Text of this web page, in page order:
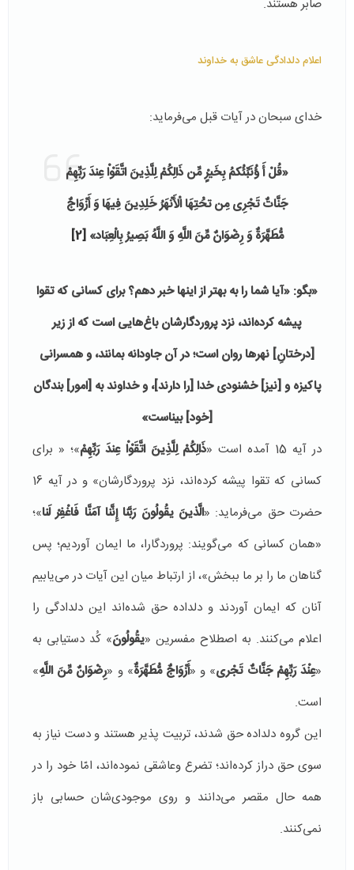
صابر هستند.
اعلام دلدادگی عاشق به خداوند
خدای سبحان در آیات قبل می‌فرماید:
«قُلْ أَ ؤُنَبِّئُكمُ بِخَيرٍْ مِّن ذَالِكُمْ لِلَّذِينَ اتَّقَوْاْ عِندَ رَبِّهِمْ
جَنَّاتٌ تَجْرِى مِن تحَْتِهَا الْأَنْهَرُ خَلِدِينَ فِيهَا وَ أَزْوَاجٌ
مُّطَهَّرَةٌ وَ رِضْوَانٌ مِّنَ اللَّهِ وَ اللَّهُ بَصِيرُ بِالْعِبَاد»[2]
«بگو: «آیا شما را به بهتر از اینها خبر دهم؟ براى كسانى كه تقوا
پیشه كرده‏‌اند، نزد پروردگارشان باغ‌هایى است كه از زیر
[درختانِ‏] نهرها روان است؛ در آن جاودانه بمانند، و همسرانى
پاكیزه و [نیز] خشنودى خدا [را دارند]، و خداوند به [امور] بندگان
[خود] بیناست»
در آیه 15 آمده است «
ذَالِكُمْ لِلَّذِينَ اتَّقَوْاْ عِندَ رَبِّهِمْ»؛ « براى
كسانى كه تقوا پیشه كرده‏‌اند، نزد پروردگارشان» و در آیه 16
حضرت حق می‌فرماید:‌ «الَّذینَ یقُولُونَ رَبَّنا إِنَّنا آمَنَّا فَاغْفِرْ لَنا»؛
«همان كسانى كه مى‏‌گویند: پروردگارا، ما ایمان آوردیم؛ پس
گناهان ما را بر ما ببخش»، از ارتباط میان این آیات در می‌یابیم
آنان كه ایمان آوردند و دلداده حق شده‌اند این دلدادگی را
اعلام می‌كنند. به اصطلاح مفسرین «یقُولُونَ» كُد دستیابی به
«عِنْدَ رَبِّهِمْ جَنَّاتٌ تَجْری‏» و «أَزْوَاجٌ مُّطَهَّرَةٌ» و «رِضْوَانٌ مِّنَ اللَّهِ»
است.
این گروه دلداده حق شدند، تربیت پذیر هستند و دست نیاز به
سوی حق دراز كرده‌اند؛ تضرع وعاشقی نموده‌اند، امّا خود را در
همه حال مقصر می‌دانند و روی موجودی‌شان حسابی باز
نمی‌كنند.